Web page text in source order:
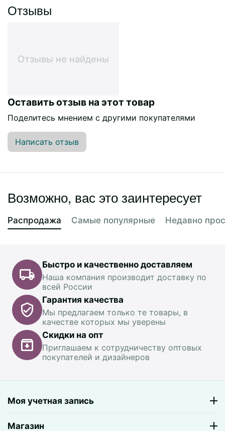
Отзывы
Отзывы не найдены
Оставить отзыв на этот товар
Поделитесь мнением с другими покупателями
Написать отзыв
Возможно, вас это заинтересует
Распродажа Самые популярные Недавно
Быстро и качественно доставляем
Наша компания производит доставку по
всей России
Гарантия качества
Мы предлагаем только те товары, в
качестве которых мы уверены
Скидки на опт
Приглашаем к сотрудничеству оптовых
покупателей и дизайнеров
Моя учетная запись
Магазин